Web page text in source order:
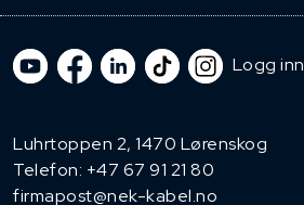
Logg inn
Luhrtoppen 2, 1470 Lørenskog
Telefon: +47 67 91 21 80
firmapost@nek-kabel.no